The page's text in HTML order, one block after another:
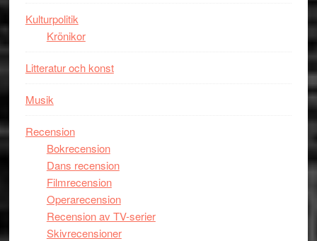
Kulturpolitik
Krönikor
Litteratur och konst
Musik
Recension
Bokrecension
Dans recension
Filmrecension
Operarecension
Recension av TV-serier
Skivrecensioner